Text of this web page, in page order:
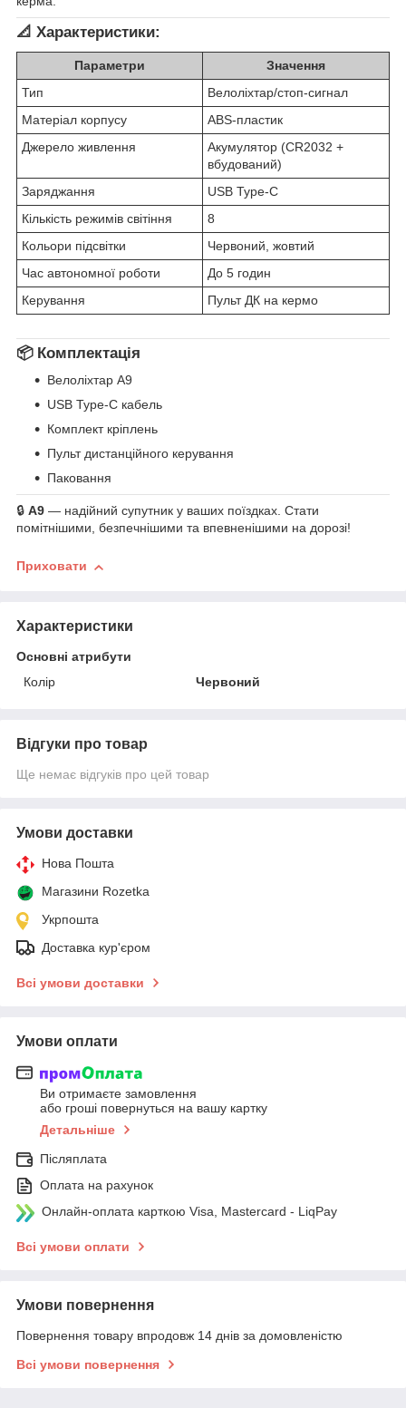
📐 Характеристики:
Параметри
Значення
Тип
Велоліхтар/стоп-сигнал
Матеріал корпусу
ABS-пластик
Джерело живлення
Акумулятор (CR2032 +
вбудований)
Заряджання
USB Type-C
Кількість режимів світіння
8
Кольори підсвітки
Червоний, жовтий
Час автономної роботи
До 5 годин
Керування
Пульт ДК на кермо
📦 Комплектація
Велоліхтар A9
USB Type-C кабель
Комплект кріплень
Пульт дистанційного керування
Паковання
🔒 A9 — надійний супутник у ваших поїздках. Стати
помітнішими, безпечнішими та впевненішими на дорозі!
Приховати
Характеристики
Основні атрибути
Колір
Червоний
Відгуки про товар
Ще немає відгуків про цей товар
Умови доставки
Нова Пошта
Магазини Rozetka
Укрпошта
Доставка кур'єром
Всі умови доставки
Умови оплати
Ви отримаєте замовлення
або гроші повернуться на вашу картку
Детальніше
Післяплата
Оплата на рахунок
Онлайн-оплата карткою Visa, Mastercard - LiqPay
Всі умови оплати
Умови повернення
Повернення товару впродовж 14 днів за домовленістю
Всі умови повернення